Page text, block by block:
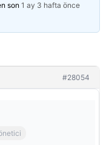
son 1 ay 3 hafta önce
#28054